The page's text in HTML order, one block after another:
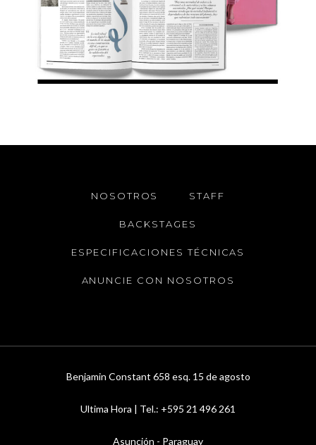
NOSOTROS STAFF
BACKSTAGES
ESPECIFICACIONES TÉCNICAS
ANUNCIE CON NOSOTROS
Benjamin Constant 658 esq. 15 de agosto
Ultima Hora | Tel.: +595 21 496 261
Asunción - Paraguay